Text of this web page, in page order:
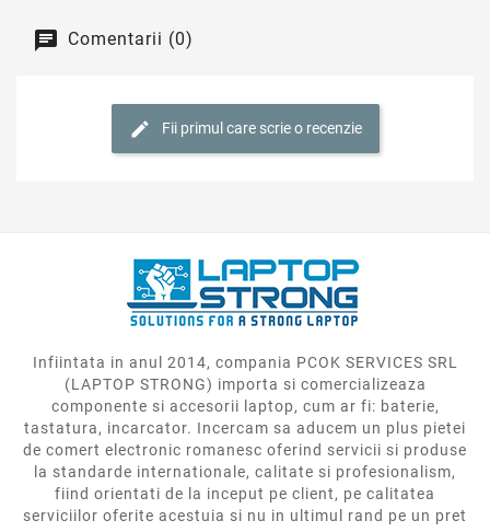
Comentarii (0)
Fii primul care scrie o recenzie
Infiintata in anul 2014, compania PCOK SERVICES SRL
(LAPTOP STRONG) importa si comercializeaza
componente si accesorii laptop, cum ar fi: baterie,
tastatura, incarcator. Incercam sa aducem un plus pietei
de comert electronic romanesc oferind servicii si produse
la standarde internationale, calitate si profesionalism,
fiind orientati de la inceput pe client, pe calitatea
serviciilor oferite acestuia si nu in ultimul rand pe un pret